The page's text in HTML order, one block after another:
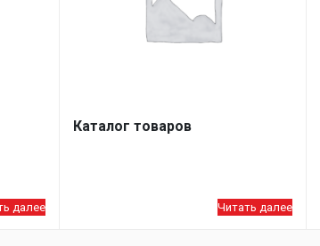
далее
Каталог товаров
Читать далее